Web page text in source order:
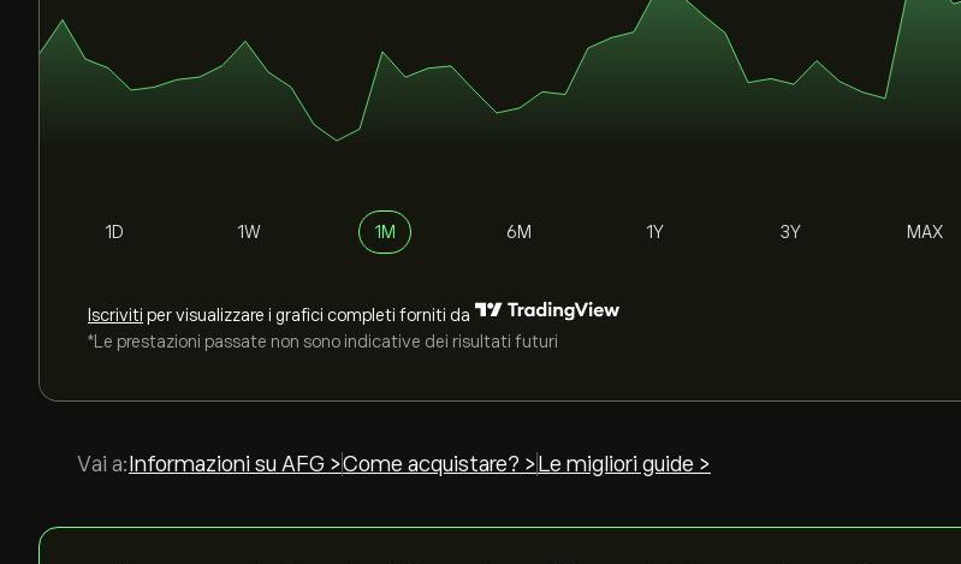
1D 1W 1M 6M 1Y 3Y MAX
Iscriviti per visualizzare i grafici completi forniti da
*Le prestazioni passate non sono indicative dei risultati futuri
Vai a: Informazioni su AFG >Come acquistare? > Le migliori guide >